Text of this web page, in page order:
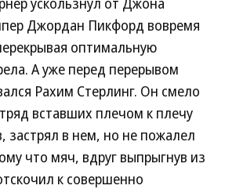
Джордан Пикфорд вовремя
оптимальную
А уже перед перерывом
Рахим Стерлинг. Он смело
вставших плечом к плечу
застрял в нем, но не пожалел
что мяч, вдруг выпрыгнув из
к совершенно